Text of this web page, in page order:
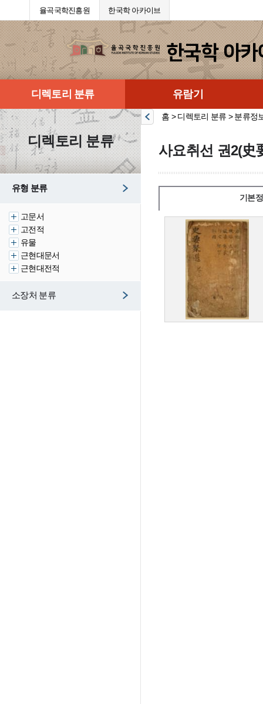
율곡국학진흥원 한국학 아카이브
디렉토리 분류 유람기
디렉토리 분류
유형 분류
고문서
고전적
유물
근현대문서
근현대전적
소장처 분류
홈 > 디렉토리 분류 > 분류정
사요취선 권2(史
기본